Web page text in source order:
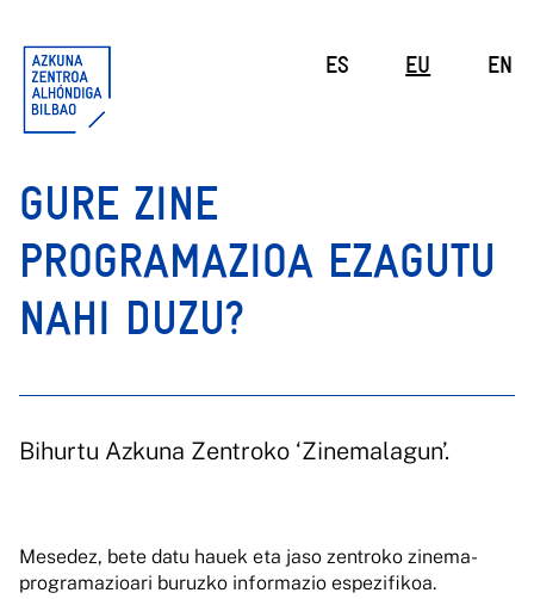
ES EU EN
GURE ZINE
PROGRAMAZIOA EZAGUTU
NAHI DUZU?
Bihurtu Azkuna Zentroko ‘Zinemalagun’.
Mesedez, bete datu hauek eta jaso zentroko zinema-
programazioari buruzko informazio espezifikoa.